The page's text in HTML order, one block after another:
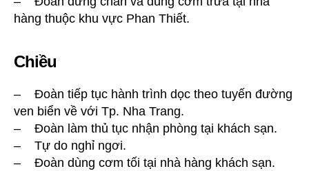
hàng thuộc khu vực Phan Thiết.
Chiều
– Đoàn tiếp tục hành trình dọc theo tuyến đường
ven biển về với Tp. Nha Trang.
– Đoàn làm thủ tục nhận phòng tại khách sạn.
– Tự do nghỉ ngơi.
– Đoàn dùng cơm tối tại nhà hàng khách sạn.